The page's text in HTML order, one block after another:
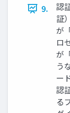
9.
認
証
が
ロ
が
う
ー
認
る